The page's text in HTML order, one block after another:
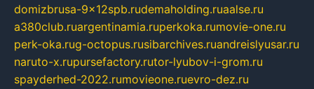
domizbrusa-9x12spb.rudemaholding.ruaalse.ru
a380club.ruargentinamia.ruperkoka.rumovie-one.ru
perk-oka.rug-octopus.rusibarchives.ruandreislyusar.ru
naruto-x.rupursefactory.rutor-lyubov-i-grom.ru
spayderhed-2022.rumovieone.ruevro-dez.ru